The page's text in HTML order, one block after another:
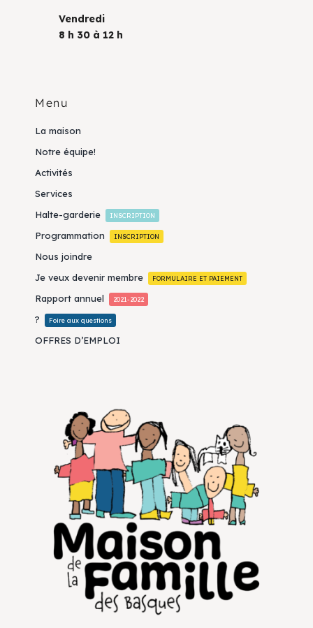
Vendredi
8 h 30 à 12 h
Menu
La maison
Notre équipe!
Activités
Services
Halte-garderie
INSCRIPTION
Programmation INSCRIPTION
Nous joindre
Je veux devenir membre
FORMULAIRE ET PAIEMENT
Rapport annuel 2021-2022
? Foire aux questions
OFFRES D’EMPLOI